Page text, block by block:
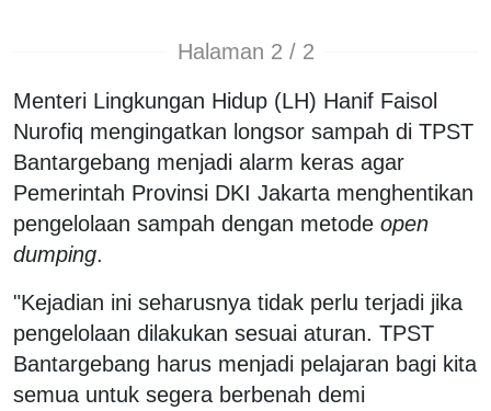
Halaman 2 / 2
Menteri Lingkungan Hidup (LH) Hanif Faisol
Nurofiq mengingatkan longsor sampah di TPST
Bantargebang menjadi alarm keras agar
Pemerintah Provinsi DKI Jakarta menghentikan
pengelolaan sampah dengan metode open
dumping.
"Kejadian ini seharusnya tidak perlu terjadi jika
pengelolaan dilakukan sesuai aturan. TPST
Bantargebang harus menjadi pelajaran bagi kita
semua untuk segera berbenah demi